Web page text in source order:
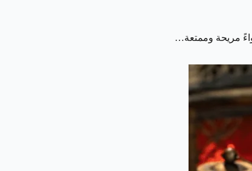
مريحة وممتعة…